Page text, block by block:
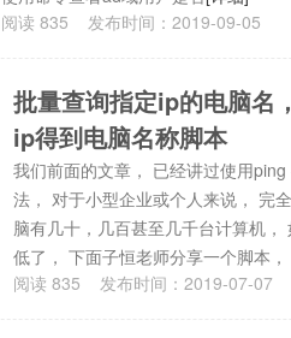
阅读835 发布时间：2019-09-05
批量查询指定ip的电脑名
ip得到电脑名称脚本
我们前面的文章， 已经讲过使用
法， 对于小型企业或个人来说， 完
脑有几十，几百甚至几千台计算机
低了， 下面子恒老师分享一个脚本
阅读835 发布时间：2019-07-07